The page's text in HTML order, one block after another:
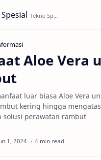
Aloe Vera
luar biasa Aloe Vera
kering hingga
solusi perawatan rambut
4 min read